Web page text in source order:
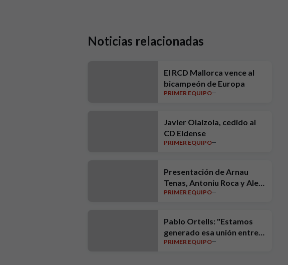
Noticias relacionadas
El RCD Mallorca vence al
bicampeón de Europa
PRIMER EQUIPO
Javier Olaizola, cedido al
CD Eldense
PRIMER EQUIPO
Presentación de Arnau
Tenas, Antoniu Roca y Alex
Sala
PRIMER EQUIPO
Pablo Ortells: "Estamos
generado esa unión entre
toda la gente del club"
PRIMER EQUIPO